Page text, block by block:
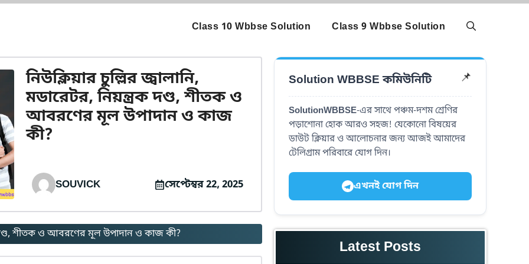
Class 10 Wbbse Solution Class 9 Wbbse Solution
নিউক্লিয়ার চুল্লির জ্বালানি,
মডারেটর, নিয়ন্ত্রক দণ্ড, শীতক ও
আবরণের মূল উপাদান ও কাজ
কী?
SOUVICK সেপ্টেম্বর 22, 2025
দণ্ড, শীতক ও আবরণের মূল উপাদান ও কাজ কী?
Solution WBBSE কমিউনিটি 📌
SolutionWBBSE-এর সাথে পঞ্চম-দশম শ্রেণির
পড়াশোনা হোক আরও সহজ! যেকোনো বিষয়ের
ডাউট ক্লিয়ার ও আলোচনার জন্য আজই আমাদের
টেলিগ্রাম পরিবারে যোগ দিন।
এখনই যোগ দিন
Latest Posts